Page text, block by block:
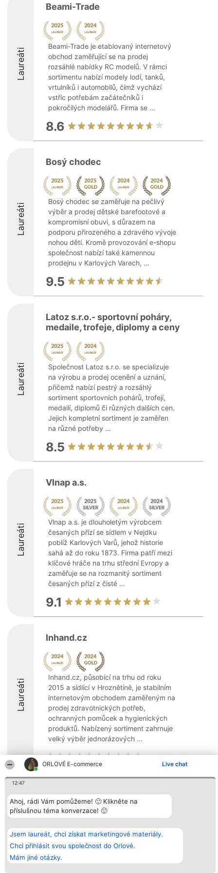
ORLOVÉ E-commerce Live chat
12:47
Ahoj, rádi Vám pomůžeme! 🙂 Klikněte na
příslušnou téma konverzace! 🙂
Jsem laureát, chci získat marketingové materiály.
Chci přihlásit svou společnost do Orlové.
Mám jiné otázky.
Laureáti
Beami-Trade
Beami-Trade je etablovaný internetový
obchod zaměřující se na prodej
rozsáhlé nabídky RC modelů. V rámci
sortimentu nabízí modely lodí, tanků,
vrtulníků i automobilů, čímž vychází
vstříc potřebám začátečníků i
pokročilých modelářů. Firma se ...
8.6
Laureáti
Bosý chodec
Bosý chodec se zaměřuje na pečlivý
výběr a prodej dětské barefootové a
kompromisní obuvi, s důrazem na
podporu přirozeného a zdravého vývoje
nohou dětí. Kromě provozování e-shopu
společnost nabízí také kamennou
prodejnu v Karlových Varech, ...
9.5
Laureáti
Latoz s.r.o.- sportovní poháry,
medaile, trofeje, diplomy a ceny
Společnost Latoz s.r.o. se specializuje
na výrobu a prodej ocenění a uznání,
přičemž nabízí pestrý a rozsáhlý
sortiment sportovních pohárů, trofejí,
medailí, diplomů či různých dalších cen.
Jejich kompletní sortiment je zaměřen
na různé potřeby ...
8.5
Laureáti
Vlnap a.s.
Vlnap a.s. je dlouholetým výrobcem
česaných přízí se sídlem v Nejdku
poblíž Karlových Varů, jehož historie
sahá až do roku 1873. Firma patří mezi
klíčové hráče na trhu střední Evropy a
zaměřuje se na rozmanitý sortiment
česaných přízí z čisté ...
9.1
Laureáti
Inhand.cz
Inhand.cz, působící na trhu od roku
2015 a sídlící v Hroznětíně, je stabilním
internetovým obchodem zaměřeným na
prodej zdravotnických potřeb,
ochranných pomůcek a hygienických
produktů. Nabízený sortiment zahrnuje
velký výběr jednorázových ...
Bright Side Solutions sp. z o.
o. sp. k.
ul. Ruska 22
KRS 0000749100 | Regon
381313360 | NIP 8943132676
Vítězové
Seznam všech
laureátů
Pravidla
Zásady
ochrany
osobních údajů